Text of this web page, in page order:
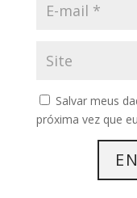
Salvar meus
próxima vez que